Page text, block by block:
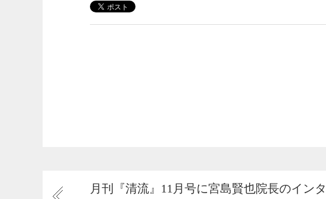
月刊『清流』11月号に宮島賢也院長のイン